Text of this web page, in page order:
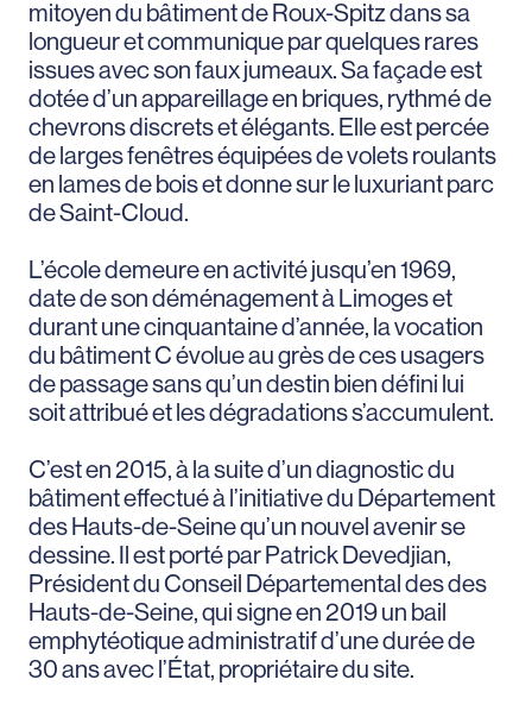
mitoyen du bâtiment de Roux-Spitz dans sa
longueur et communique par quelques rares
issues avec son faux jumeaux. Sa façade est
dotée d’un appareillage en briques, rythmé de
chevrons discrets et élégants. Elle est percée
de larges fenêtres équipées de volets roulants
en lames de bois et donne sur le luxuriant parc
de Saint-Cloud.
L’école demeure en activité jusqu’en 1969,
date de son déménagement à Limoges et
durant une cinquantaine d’année, la vocation
du bâtiment C évolue au grès de ces usagers
de passage sans qu’un destin bien défini lui
soit attribué et les dégradations s’accumulent.
C’est en 2015, à la suite d’un diagnostic du
bâtiment effectué à l’initiative du Département
des Hauts-de-Seine qu’un nouvel avenir se
dessine. Il est porté par Patrick Devedjian,
Président du Conseil Départemental des des
Hauts-de-Seine, qui signe en 2019 un bail
emphytéotique administratif d’une durée de
30 ans avec l’État, propriétaire du site.